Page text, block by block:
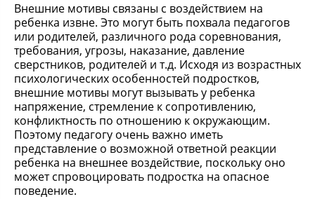
Внешние мотивы связаны с воздействием на
ребенка извне. Это могут быть похвала педагогов
или родителей, различного рода соревнования,
требования, угрозы, наказание, давление
сверстников, родителей и т.д. Исходя из возрастных
психологических особенностей подростков,
внешние мотивы могут вызывать у ребенка
напряжение, стремление к сопротивлению,
конфликтность по отношению к окружающим.
Поэтому педагогу очень важно иметь
представление о возможной ответной реакции
ребенка на внешнее воздействие, поскольку оно
может спровоцировать подростка на опасное
поведение.